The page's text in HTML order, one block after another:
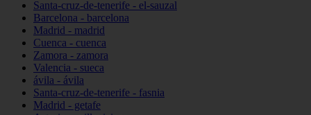
Santa-cruz-de-tenerife - el-sauzal
Barcelona - barcelona
Madrid - madrid
Cuenca - cuenca
Zamora - zamora
Valencia - sueca
ávila - ávila
Santa-cruz-de-tenerife - fasnia
Madrid - getafe